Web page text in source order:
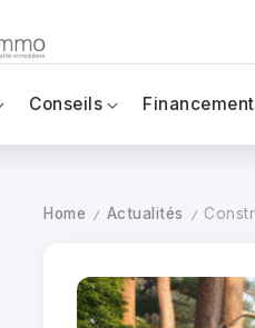
Conseils Financement
Home / Actualités /